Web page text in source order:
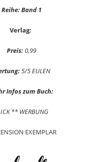
Reihe: Band 1
Verlag:
Preis:0,99
5/5 EULEN
Infos zum Buch:
** WERBUNG
EXEMPLAR